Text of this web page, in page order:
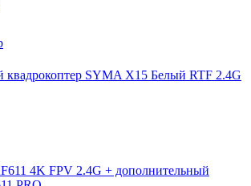
квадрокоптер SYMA X15 Белый RTF 2.4G